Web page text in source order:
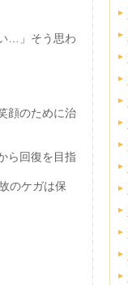
…」そう思わ
顔のために治
ら回復を目指
のケガは保